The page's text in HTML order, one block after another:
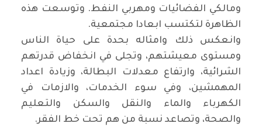
ومالكي الفضائيات ومهربي النفط. وتوسعت هذه
الظاهرة لتكتسب ابعادا مجتمعية.
وانعكس ذلك وامثاله بحدة على حياة الناس
ومستوى معيشتهم، وتجلى في انخفاض قدرتهم
الشرائية، وارتفاع معدلات البطالة، وزيادة اعداد
المهمشين، وفي سوء الخدمات، والازمات في
الكهرباء والماء والنقل والسكن والتعليم
والصحة، وتصاعد نسبة من هم تحت خط الفقر.